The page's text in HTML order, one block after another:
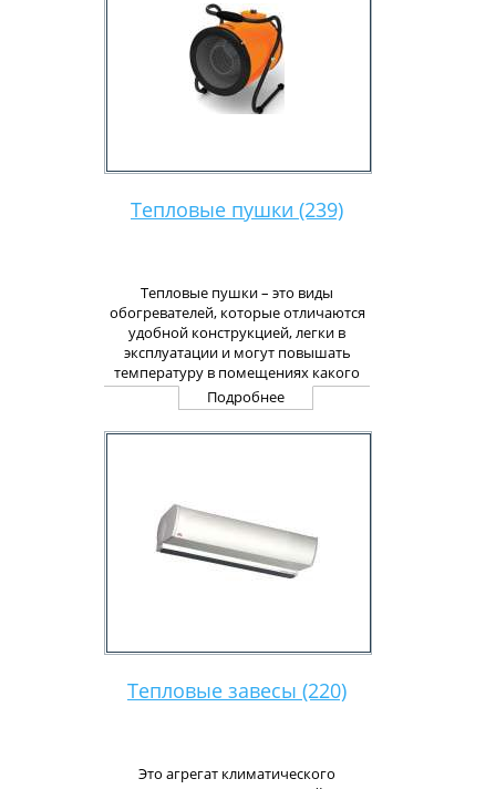
требования включают в себя
бесшумность, отсутствие прямого
контакта с воздухом (не сжигают
кислород и не сушат воздух).
Принцип работы инфракрасного
обогревателя заключается в обогреве
предметы сохраняют тепло и отдают
уже не работает.
Тепловые пушки (239)
Тепловые пушки – это виды
обогревателей, которые отличаются
удобной конструкцией, легки в
эксплуатации и могут повышать
температуру в помещениях какого
угодно размера. Эти установки
бывают разными:
производственными,
Используются преимущественно в
тех помещениях, где установлена
мощная система вентиляции.
Подробнее
Тепловые завесы (220)
Это агрегат климатического